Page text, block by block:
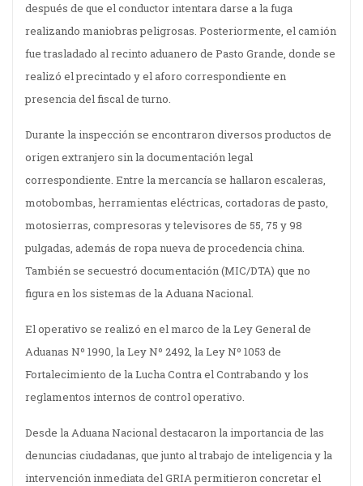
después de que el conductor intentara darse a la fuga
realizando maniobras peligrosas. Posteriormente, el camión
fue trasladado al recinto aduanero de Pasto Grande, donde se
realizó el precintado y el aforo correspondiente en
presencia del fiscal de turno.
Durante la inspección se encontraron diversos productos de
origen extranjero sin la documentación legal
correspondiente. Entre la mercancía se hallaron escaleras,
motobombas, herramientas eléctricas, cortadoras de pasto,
motosierras, compresoras y televisores de 55, 75 y 98
pulgadas, además de ropa nueva de procedencia china.
También se secuestró documentación (MIC/DTA) que no
figura en los sistemas de la Aduana Nacional.
El operativo se realizó en el marco de la Ley General de
Aduanas Nº 1990, la Ley Nº 2492, la Ley Nº 1053 de
Fortalecimiento de la Lucha Contra el Contrabando y los
reglamentos internos de control operativo.
Desde la Aduana Nacional destacaron la importancia de las
denuncias ciudadanas, que junto al trabajo de inteligencia y la
intervención inmediata del GRIA permitieron concretar el